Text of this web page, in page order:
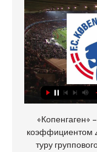
«Копенгаген»
коэффициентом
туру